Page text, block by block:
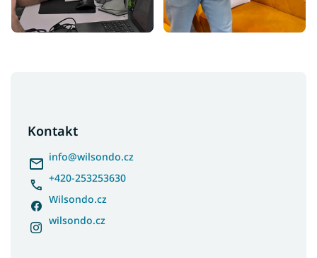
Kontakt
info@wilsondo.cz
+420-253253630
Wilsondo.cz
wilsondo.cz